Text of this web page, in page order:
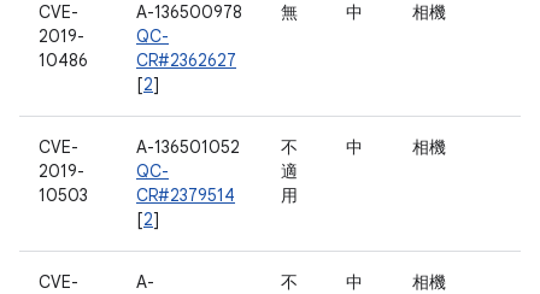
CVE-
2019-
10486
A-136500978
QC-
CR#2362627
[2]
無 中 相機
CVE-
2019-
10503
A-136501052
QC-
CR#2379514
[2]
不
適
用
中 相機
CVE-
A-
不
中 相機